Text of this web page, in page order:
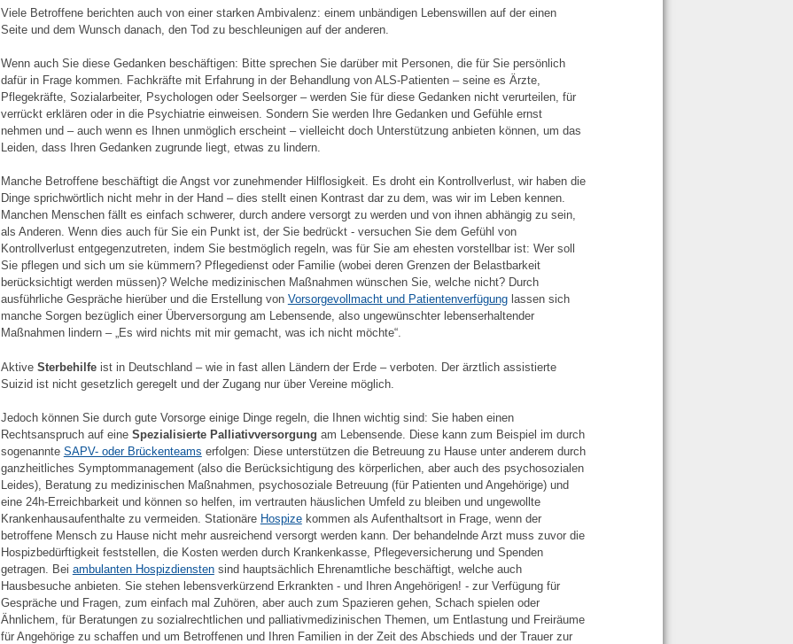
Viele Betroffene berichten auch von einer starken Ambivalenz: einem unbändigen Lebenswillen auf der einen
Seite und dem Wunsch danach, den Tod zu beschleunigen auf der anderen.
Wenn auch Sie diese Gedanken beschäftigen: Bitte sprechen Sie darüber mit Personen, die für Sie persönlich
dafür in Frage kommen. Fachkräfte mit Erfahrung in der Behandlung von ALS-Patienten – seine es Ärzte,
Pflegekräfte, Sozialarbeiter, Psychologen oder Seelsorger – werden Sie für diese Gedanken nicht verurteilen, für
verrückt erklären oder in die Psychiatrie einweisen. Sondern Sie werden Ihre Gedanken und Gefühle ernst
nehmen und – auch wenn es Ihnen unmöglich erscheint – vielleicht doch Unterstützung anbieten können, um das
Leiden, dass Ihren Gedanken zugrunde liegt, etwas zu lindern.
Manche Betroffene beschäftigt die Angst vor zunehmender Hilflosigkeit. Es droht ein Kontrollverlust, wir haben die
Dinge sprichwörtlich nicht mehr in der Hand – dies stellt einen Kontrast dar zu dem, was wir im Leben kennen.
Manchen Menschen fällt es einfach schwerer, durch andere versorgt zu werden und von ihnen abhängig zu sein,
als Anderen. Wenn dies auch für Sie ein Punkt ist, der Sie bedrückt - versuchen Sie dem Gefühl von
Kontrollverlust entgegenzutreten, indem Sie bestmöglich regeln, was für Sie am ehesten vorstellbar ist: Wer soll
Sie pflegen und sich um sie kümmern? Pflegedienst oder Familie (wobei deren Grenzen der Belastbarkeit
berücksichtigt werden müssen)? Welche medizinischen Maßnahmen wünschen Sie, welche nicht? Durch
ausführliche Gespräche hierüber und die Erstellung von Vorsorgevollmacht und Patientenverfügunglassen sich
manche Sorgen bezüglich einer Überversorgung am Lebensende, also ungewünschter lebenserhaltender
Maßnahmen lindern – „Es wird nichts mit mir gemacht, was ich nicht möchte“.
Aktive Sterbehilfeist in Deutschland – wie in fast allen Ländern der Erde – verboten. Der ärztlich assistierte
Suizid ist nicht gesetzlich geregelt und der Zugang nur über Vereine möglich.
Jedoch können Sie durch gute Vorsorge einige Dinge regeln, die Ihnen wichtig sind: Sie haben einen
Rechtsanspruch auf eine Spezialisierte Palliativversorgung am Lebensende. Diese kann zum Beispiel im durch
sogenannte SAPV- oder Brückenteams erfolgen: Diese unterstützen die Betreuung zu Hause unter anderem durch
ganzheitliches Symptommanagement (also die Berücksichtigung des körperlichen, aber auch des psychosozialen
Leides), Beratung zu medizinischen Maßnahmen, psychosoziale Betreuung (für Patienten und Angehörige) und
eine 24h-Erreichbarkeit und können so helfen, im vertrauten häuslichen Umfeld zu bleiben und ungewollte
Krankenhausaufenthalte zu vermeiden. Stationäre Hospizekommen als Aufenthaltsort in Frage, wenn der
betroffene Mensch zu Hause nicht mehr ausreichend versorgt werden kann. Der behandelnde Arzt muss zuvor die
Hospizbedürftigkeit feststellen, die Kosten werden durch Krankenkasse, Pflegeversicherung und Spenden
getragen. Bei ambulanten Hospizdienstensind hauptsächlich Ehrenamtliche beschäftigt, welche auch
Hausbesuche anbieten. Sie stehen lebensverkürzend Erkrankten - und Ihren Angehörigen! - zur Verfügung für
Gespräche und Fragen, zum einfach mal Zuhören, aber auch zum Spazieren gehen, Schach spielen oder
Ähnlichem, für Beratungen zu sozialrechtlichen und palliativmedizinischen Themen, um Entlastung und Freiräume
für Angehörige zu schaffen und um Betroffenen und Ihren Familien in der Zeit des Abschieds und der Trauer zur